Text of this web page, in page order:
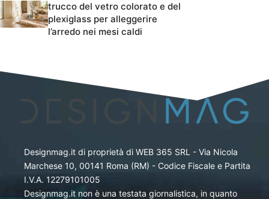
trucco del vetro colorato e del
plexiglass per alleggerire
l’arredo nei mesi caldi
Designmag.it di proprietà di WEB 365 SRL - Via Nicola
Marchese 10, 00141 Roma (RM) - Codice Fiscale e Partita
I.V.A. 12279101005
Designmag.it non è una testata giornalistica, in quanto